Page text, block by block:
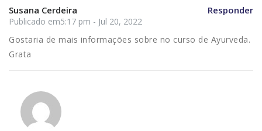
Responder
Susana Cerdeira
Publicado em5:17 pm - Jul 20, 2022
Gostaria de mais informações sobre no curso de Ayurveda.
Grata